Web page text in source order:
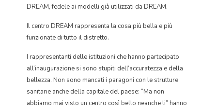
DREAM, fedele ai modelli già utilizzati da DREAM.
Il centro DREAM rappresenta la cosa più bella e più
funzionate di tutto il distretto.
I rappresentanti delle istituzioni che hanno partecipato
all’inaugurazione si sono stupiti dell’accuratezza e della
bellezza. Non sono mancati i paragoni con le strutture
sanitarie anche della capitale del paese: “Ma non
abbiamo mai visto un centro così bello neanche li” hanno